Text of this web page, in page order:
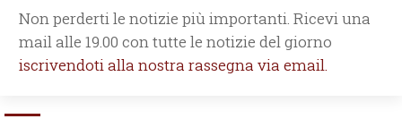
Non perderti le notizie più importanti. Ricevi una
mail alle 19.00 con tutte le notizie del giorno
iscrivendoti alla nostra rassegna via email.